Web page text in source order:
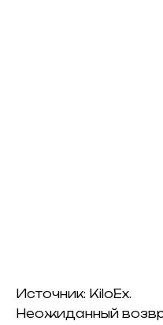
Источник: KiloEx.
Неожиданный